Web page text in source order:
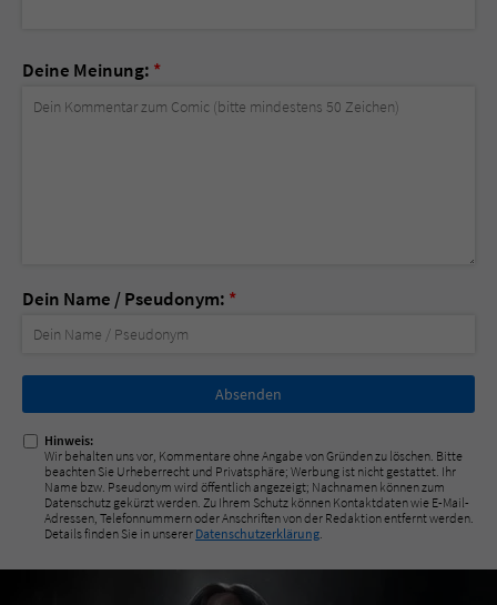
Deine Meinung: *
Dein Name / Pseudonym: *
Nicht
ausfüllen!
Hinweis:
Wir behalten uns vor, Kommentare ohne Angabe von Gründen zu löschen. Bitte
beachten Sie Urheberrecht und Privatsphäre; Werbung ist nicht gestattet. Ihr
Name bzw. Pseudonym wird öffentlich angezeigt; Nachnamen können zum
Datenschutz gekürzt werden. Zu Ihrem Schutz können Kontaktdaten wie E-Mail-
Adressen, Telefonnummern oder Anschriften von der Redaktion entfernt werden.
Details finden Sie in unserer Datenschutzerklärung